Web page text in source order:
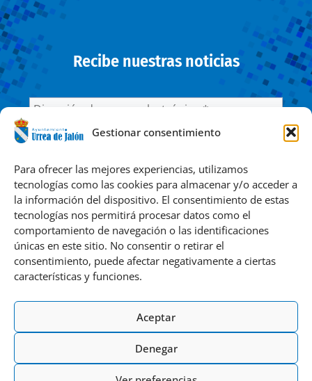
Gestionar consentimiento
Para ofrecer las mejores experiencias, utilizamos
tecnologías como las cookies para almacenar y/o acceder a
la información del dispositivo. El consentimiento de estas
tecnologías nos permitirá procesar datos como el
comportamiento de navegación o las identificaciones
únicas en este sitio. No consentir o retirar el
consentimiento, puede afectar negativamente a ciertas
características y funciones.
Aceptar
Denegar
Recibe nuestras noticias
He leído y acepto la
Responsable » Ayuntamiento de Urrea de Jalón. / Finalidad »
enviarte nuestras publicaciones y noticias. / Legitimación »
tu consentimiento. / Destinatarios » solo se realizan
cesiones si existe una obligación legal. / Derechos » podrás
ejercer tus derechos de acceso, rectificación, limitación y
Privacidad.